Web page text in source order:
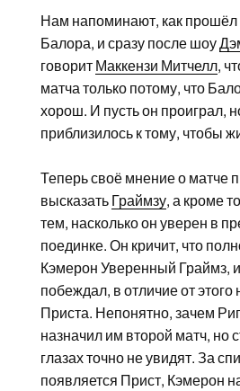
Нам напоминают, как прошёл
Балора, и сразу после шоу
говорит Маккензи Митчелл,
матча только потому, что
хорош. И пусть он проиграл,
приблизилось к тому, чтобы
Теперь своё мнение о матче
высказать Граймзу, а кроме
тем, насколько он уверен в
поединке. Он кричит, что
Кэмерон Уверенный Граймз,
побеждал, в отличие от этого
Приста. Непонятно, зачем
назначил им второй матч, но
глазах точно не увидят. За
появляется Прист, Кэмерон